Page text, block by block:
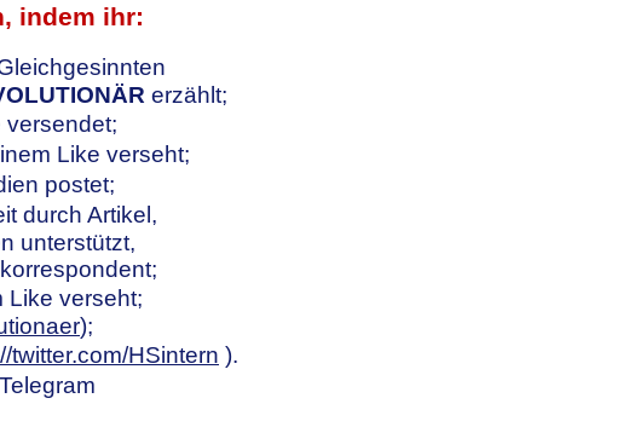
indem ihr:
erzählt;
versendet;
Like verseht;
postet;
durch Artikel,
unterstützt,
Like verseht;
);
twitter.com/HSintern ).